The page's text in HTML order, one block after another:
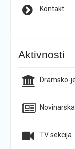
Kontakt
Aktivnosti
Dramsko-
TV sekcija